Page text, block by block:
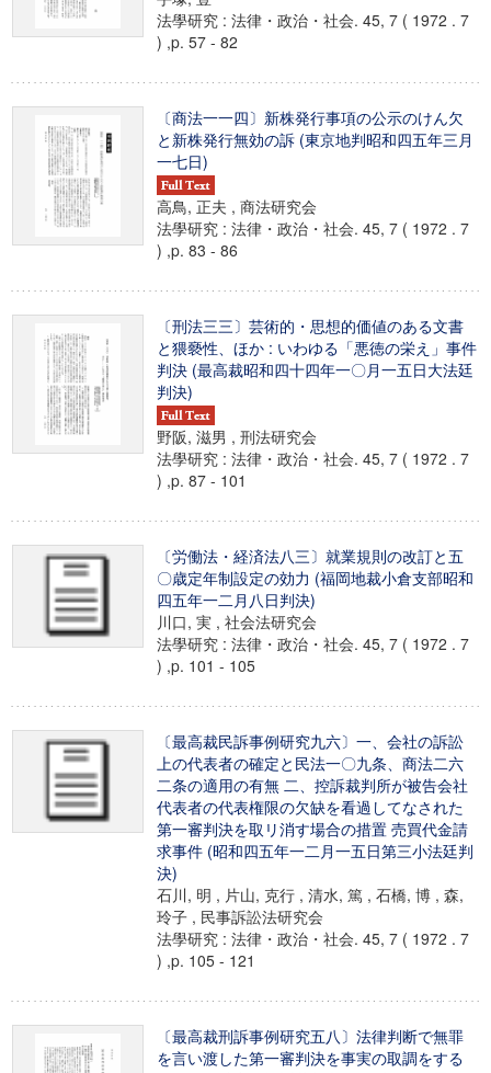
法學研究 : 法律・政治・社会. 45, 7 ( 1972 . 7
) ,p. 57 - 82
〔商法一一四〕新株発行事項の公示のけん欠
と新株発行無効の訴 (東京地判昭和四五年三月
一七日)
高鳥, 正夫 , 商法研究会
法學研究 : 法律・政治・社会. 45, 7 ( 1972 . 7
) ,p. 83 - 86
〔刑法三三〕芸術的・思想的価値のある文書
と猥褻性、ほか : いわゆる「悪徳の栄え」事件
判決 (最高裁昭和四十四年一〇月一五日大法廷
判決)
野阪, 滋男 , 刑法研究会
法學研究 : 法律・政治・社会. 45, 7 ( 1972 . 7
) ,p. 87 - 101
〔労働法・経済法八三〕就業規則の改訂と五
〇歳定年制設定の効力 (福岡地裁小倉支部昭和
四五年一二月八日判決)
川口, 実 , 社会法研究会
法學研究 : 法律・政治・社会. 45, 7 ( 1972 . 7
) ,p. 101 - 105
〔最高裁民訴事例研究九六〕一、会社の訴訟
上の代表者の確定と民法一〇九条、商法二六
二条の適用の有無 二、控訴裁判所が被告会社
代表者の代表権限の欠缺を看過してなされた
第一審判決を取リ消す場合の措置 売買代金請
求事件 (昭和四五年一二月一五日第三小法廷判
決)
石川, 明 , 片山, 克行 , 清水, 篤 , 石橋, 博 , 森,
玲子 , 民事訴訟法研究会
法學研究 : 法律・政治・社会. 45, 7 ( 1972 . 7
) ,p. 105 - 121
〔最高裁刑訴事例研究五八〕法律判断で無罪
を言い渡した第一審判決を事実の取調をする